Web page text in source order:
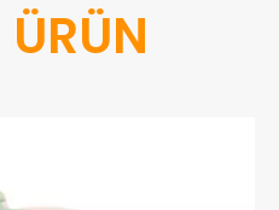
ÜRÜN